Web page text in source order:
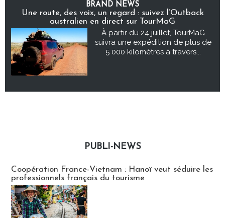
BRAND NEWS
Une route, des voix, un regard : suivez l’Outback
australien en direct sur TourMaG
À partir du 24 juillet, TourMaG
suivra une expédition de plus de
5 000 kilomètres à travers...
PUBLI-NEWS
Coopération France-Vietnam : Hanoï veut séduire les
professionnels français du tourisme